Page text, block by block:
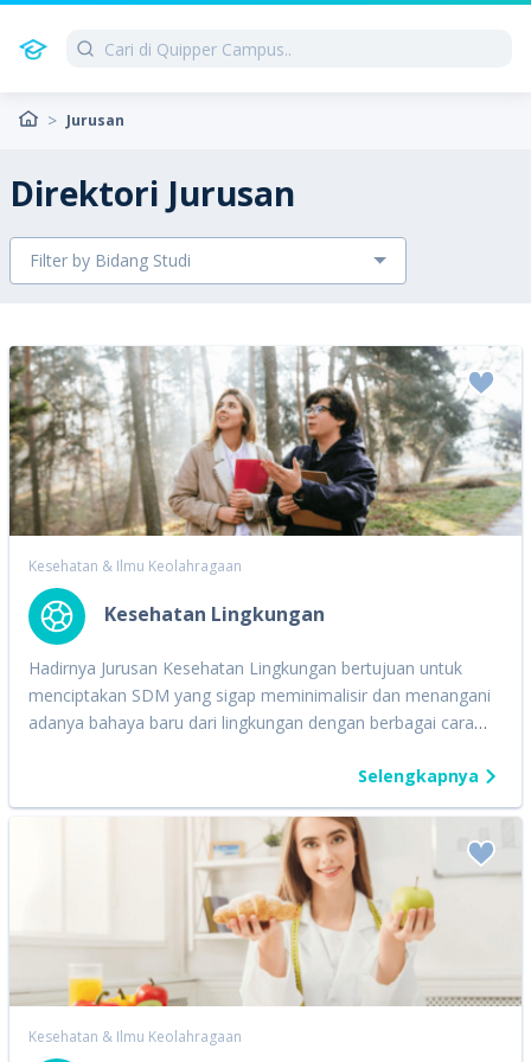
Jurusan
Direktori Jurusan
Filter by Bidang Studi
Kesehatan & Ilmu Keolahragaan
Kesehatan Lingkungan
Hadirnya Jurusan Kesehatan Lingkungan bertujuan untuk
menciptakan SDM yang sigap meminimalisir dan menangani
adanya bahaya baru dari lingkungan dengan berbagai cara
sangat cocok untukmu. Beberapa hal yang akan kamu
pelajari di antaranya yaitu memahami adanya hubungan
antara lingkungan hidup dengan masyarakatnya, khususnya
pada sesuatu yang punya potensi berbahaya ataupun
menimbulkan suatu efek kesehatan tersendiri. Terlebih lagi,
masyarakat masih sering tak acuh atas kelestarian dan
kebersihan lingkungan yang akhirnya membuat berbagai
dampak negatif. Dampak yang bisa kita lihat jelas seperti
penyakit, minimnya air bersih, menumpuknya sampah plastik,
Selengkapnya
Kesehatan & Ilmu Keolahragaan